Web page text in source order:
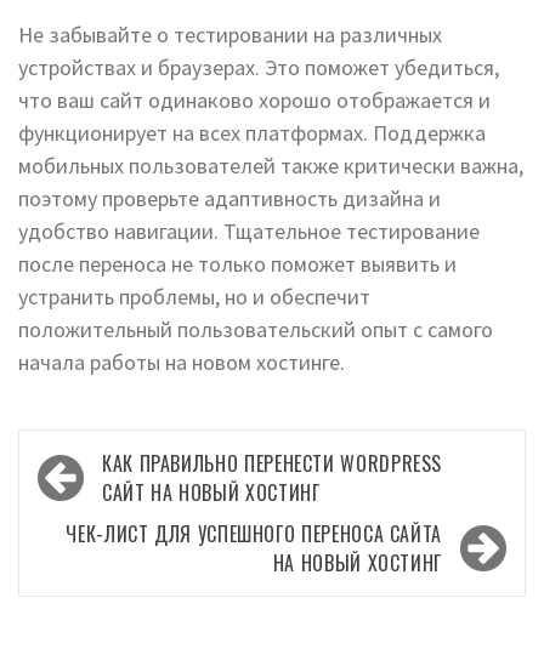
Не забывайте о тестировании на различных
устройствах и браузерах. Это поможет убедиться,
что ваш сайт одинаково хорошо отображается и
функционирует на всех платформах. Поддержка
мобильных пользователей также критически важна,
поэтому проверьте адаптивность дизайна и
удобство навигации. Тщательное тестирование
после переноса не только поможет выявить и
устранить проблемы, но и обеспечит
положительный пользовательский опыт с самого
начала работы на новом хостинге.
Навигация
по
записям
КАК ПРАВИЛЬНО ПЕРЕНЕСТИ WORDPRESS
САЙТ НА НОВЫЙ ХОСТИНГ
ЧЕК-ЛИСТ ДЛЯ УСПЕШНОГО ПЕРЕНОСА САЙТА
НА НОВЫЙ ХОСТИНГ